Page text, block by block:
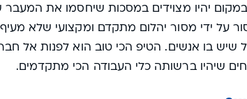
במקום יהיו מצוידים במסכות שיחסמו את
על ידי מסור יהלום מתקדם ומקצועי שלא
שיש בו אנשים. הטיפ הכי טוב הוא לפנות אל
שיהיו ברשותה כלי העבודה הכי מתקדמים.